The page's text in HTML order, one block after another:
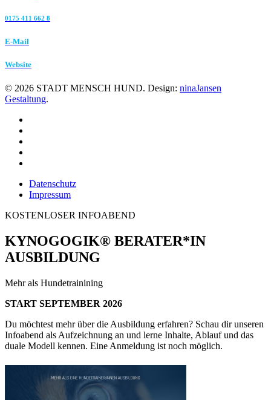
0175 411 662 8‬
E-Mail
Website
© 2026 STADT MENSCH HUND. Design: ninaJansen
Gestaltung.
Datenschutz
Impressum
KOSTENLOSER INFOABEND
KYNOGOGIK® BERATER*IN
AUSBILDUNG
Mehr als Hundetrainining
START SEPTEMBER 2026
Du möchtest mehr über die Ausbildung erfahren? Schau dir unseren
Infoabend als Aufzeichnung an und lerne Inhalte, Ablauf und das
duale Modell kennen. Eine Anmeldung ist noch möglich.